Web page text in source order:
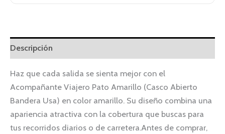
Descripción
Haz que cada salida se sienta mejor con el
Acompañante Viajero Pato Amarillo (Casco Abierto
Bandera Usa) en color amarillo. Su diseño combina una
apariencia atractiva con la cobertura que buscas para
tus recorridos diarios o de carretera.Antes de comprar,